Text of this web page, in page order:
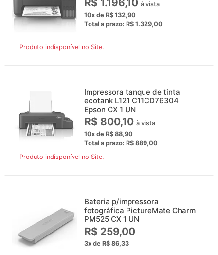
R$ 1.196,10 à vista
10x de R$ 132,90
Total a prazo: R$ 1.329,00
Produto indisponível no Site.
Impressora tanque de tinta
ecotank L121 C11CD76304
Epson CX 1 UN
R$ 800,10 à vista
10x de R$ 88,90
Total a prazo: R$ 889,00
Produto indisponível no Site.
Bateria p/impressora
fotográfica PictureMate Charm
PM525 CX 1 UN
R$ 259,00
3x de R$ 86,33